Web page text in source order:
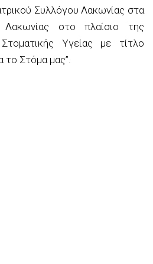
Συλλόγου Λακωνίας στα
Λακωνίας στο πλαίσιο της
Υγείας με τίτλο
το Στόμα μας”.